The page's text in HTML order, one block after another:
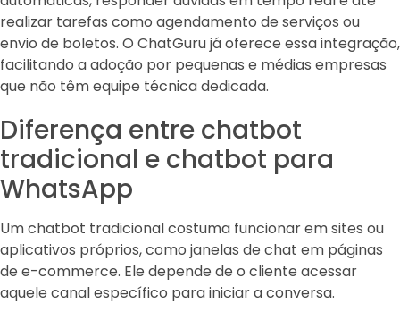
realizar tarefas como agendamento de serviços ou
envio de boletos. O ChatGuru já oferece essa integração,
facilitando a adoção por pequenas e médias empresas
que não têm equipe técnica dedicada.
Diferença entre chatbot
tradicional e chatbot para
WhatsApp
Um chatbot tradicional costuma funcionar em sites ou
aplicativos próprios, como janelas de chat em páginas
de e-commerce. Ele depende de o cliente acessar
aquele canal específico para iniciar a conversa.